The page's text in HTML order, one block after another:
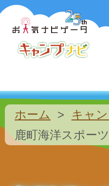
ホーム キャ
鹿町海洋スポー